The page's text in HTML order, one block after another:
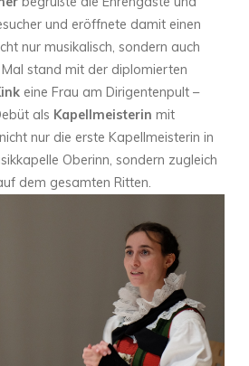
und eröffnete damit einen
nur musikalisch, sondern auch
stand mit der diplomierten
eine Frau am Dirigentenpult –
als Kapellmeisterin mit
nur die erste Kapellmeisterin in
Oberinn, sondern zugleich
dem gesamten Ritten.